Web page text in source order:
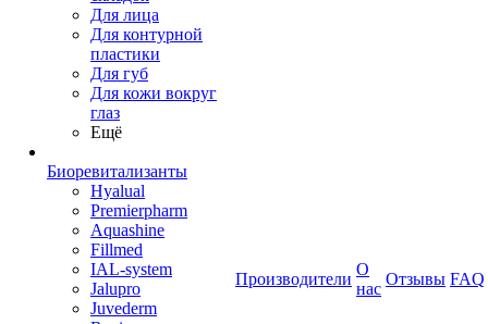
Для лица
Для контурной
пластики
Для губ
Для кожи вокруг
глаз
Ещё
Биоревитализанты
Hyalual
Premierpharm
Aquashine
Fillmed
IAL-system
Jalupro
Juvederm
Производители
О
нас
Отзывы FAQ